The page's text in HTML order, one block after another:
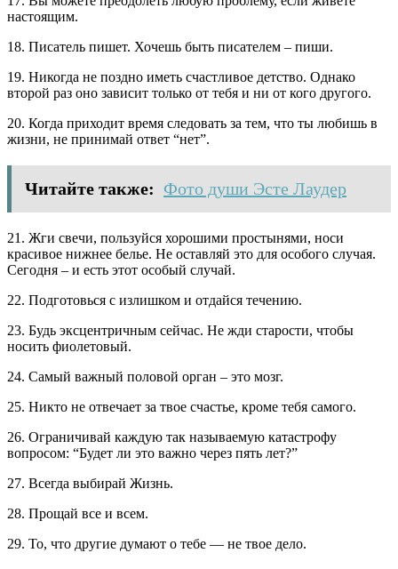
настоящим.
18. Писатель пишет. Хочешь быть писателем – пиши.
19. Никогда не поздно иметь счастливое детство. Однако
второй раз оно зависит только от тебя и ни от кого другого.
20. Когда приходит время следовать за тем, что ты любишь в
жизни, не принимай ответ “нет”.
Читайте также: Фото души Эсте Лаудер
21. Жги свечи, пользуйся хорошими простынями, носи
красивое нижнее белье. Не оставляй это для особого случая.
Сегодня – и есть этот особый случай.
22. Подготовься с излишком и отдайся течению.
23. Будь эксцентричным сейчас. Не жди старости, чтобы
носить фиолетовый.
24. Самый важный половой орган – это мозг.
25. Никто не отвечает за твое счастье, кроме тебя самого.
26. Ограничивай каждую так называемую катастрофу
вопросом: “Будет ли это важно через пять лет?”
27. Всегда выбирай Жизнь.
28. Прощай все и всем.
29. То, что другие думают о тебе — не твое дело.